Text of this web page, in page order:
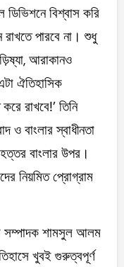
বিশ্বাস করি
পারবে না। শুধু
আরাকানও
ঐতিহাসিক
রাখবে!’ তিনি
ও বাংলার স্বাধীনতা
বাংলার উপর।
নিয়মিত প্রোগ্রাম
সম্পাদক শামসুল আলম
খুবই গুরুত্বপূর্ণ